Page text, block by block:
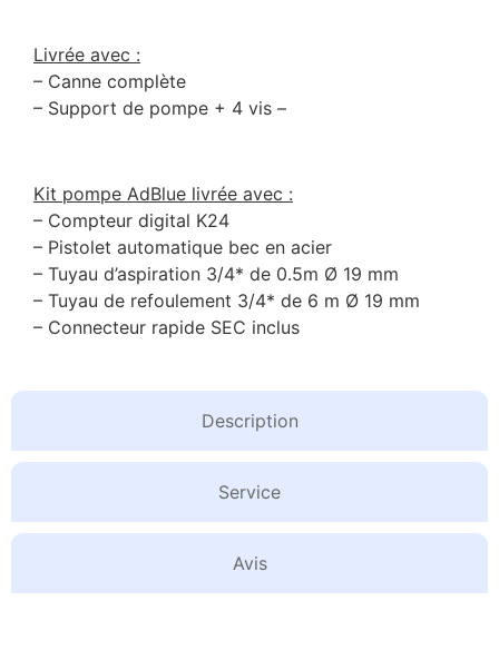
Description
Service
Avis
Livrée avec :
– Canne complète
– Support de pompe + 4 vis –
Kit pompe AdBlue livrée avec :
– Compteur digital K24
– Pistolet automatique bec en acier
– Tuyau d’aspiration 3/4* de 0.5m Ø 19 mm
– Tuyau de refoulement 3/4* de 6 m Ø 19 mm
– Connecteur rapide SEC inclus